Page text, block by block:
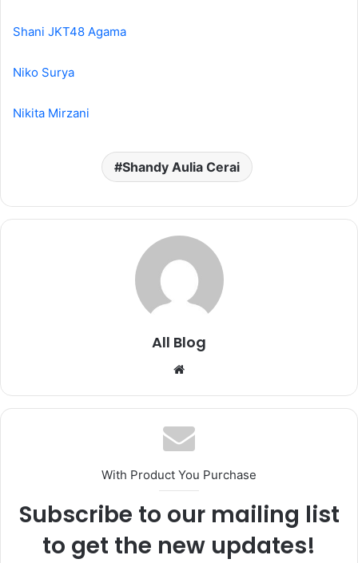
Shani JKT48 Agama
Niko Surya
Nikita Mirzani
Shandy Aulia Cerai
All Blog
Website
With Product You Purchase
Subscribe to our mailing list
to get the new updates!